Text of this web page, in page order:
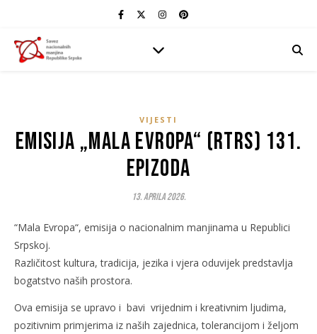
VIJESTI
Emisija „Mala Evropa“ (RTRS) 131.
epizoda
13. Aprila 2026.
“Mala Evropa“, emisija o nacionalnim manjinama u Republici
Srpskoj.
Različitost kultura, tradicija, jezika i vjera oduvijek predstavlja
bogatstvo naših prostora.
Ova emisija se upravo i bavi vrijednim i kreativnim ljudima,
pozitivnim primjerima iz naših zajednica, tolerancijom i željom